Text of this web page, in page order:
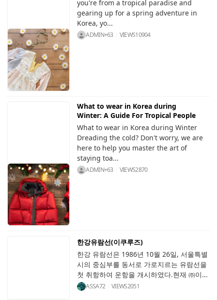
you're from a tropical paradise and
gearing up for a spring adventure in
Korea, yo...
ADMIN+63 VIEWS10904
What to wear in Korea during
Winter: A Guide For Tropical People
What to wear in Korea during Winter
Dreading the cold? Don't worry, we are
here to help you master the art of
staying toa...
ADMIN+63 VIEWS2870
한강유람선(이쿠루즈)
한강 유람선은 1986년 10월 26일, 서울특별
시의 중심부를 동서로 가로지르는 유람선을
첫 취항하여 운항을 개시하였다.현재 ㈜이...
ASSA72 VIEWS2051